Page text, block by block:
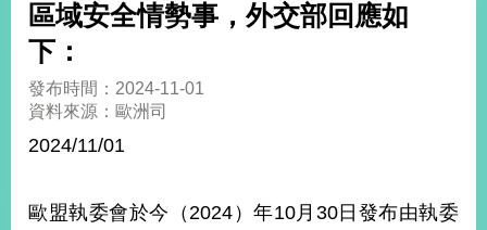
總
合
外
交
價
值
經
區域安全情勢事，外交部回應如
下：
發布時間：2024-11-01
資料來源：歐洲司
2024/11/01
歐盟執委會於今（2024）年10月30日發布由執委